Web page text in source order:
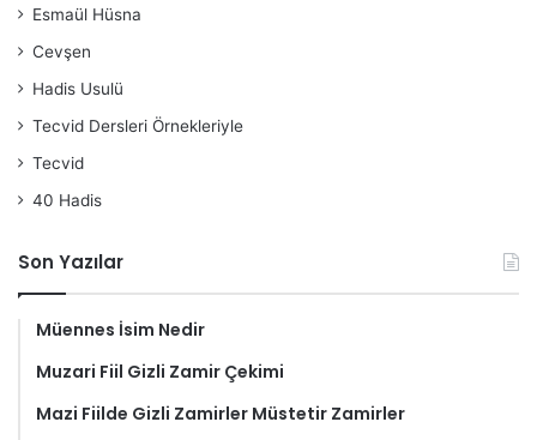
Esmaül Hüsna
Cevşen
Hadis Usulü
Tecvid Dersleri Örnekleriyle
Tecvid
40 Hadis
Son Yazılar
Müennes İsim Nedir
Muzari Fiil Gizli Zamir Çekimi
Mazi Fiilde Gizli Zamirler Müstetir Zamirler